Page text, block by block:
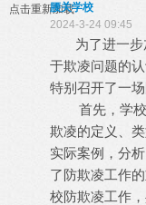
点击重新加载
腰关学校
2024-3-24 09:45
为了进一步
于欺凌问题的
特别召开了一
首先，学校
欺凌的定义、
实际案例，分
了防欺凌工作
校防欺凌工作